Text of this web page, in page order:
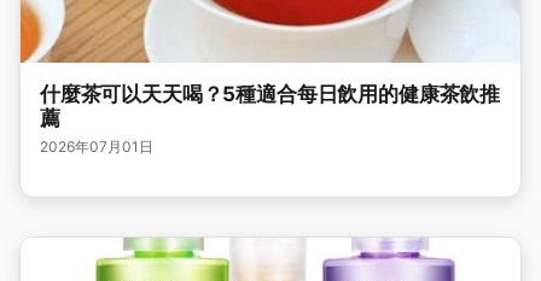
什麼茶可以天天喝？5種適合每日飲用的健康茶飲推
薦
2026年07月01日